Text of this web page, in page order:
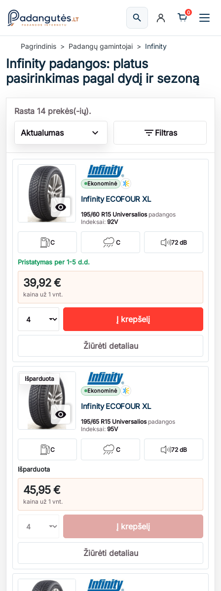
searchIeškoti
0
Pagrindinis Padangų gamintojai Infinity
Infinity padangos: platus
pasirinkimas pagal dydį ir sezoną
Rasta 14 prekės(-ių).
Aktualumas expand_more filter_list Filtras

Ekonominė
Infinity ECOFOUR XL
195/60 R15 Universaliospadangos
Indeksai: 92V
C C 72 dB
Pristatymas per 1-5 d.d.
39,92 €
kaina už 1 vnt.
Kiekis
Į krepšelį
Žiūrėti detaliau
Išparduota

Ekonominė
Infinity ECOFOUR XL
195/65 R15 Universaliospadangos
Indeksai: 95V
C C 72 dB
Išparduota
45,95 €
kaina už 1 vnt.
Kiekis
Į krepšelį
Žiūrėti detaliau
Kiekis